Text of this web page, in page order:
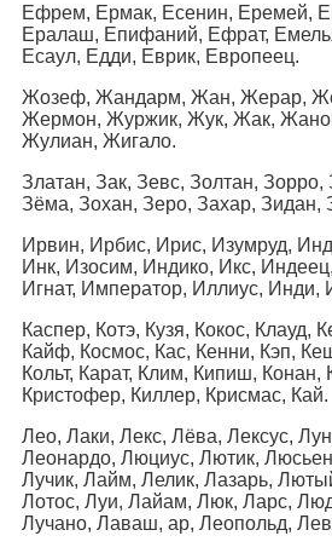
Ефрем, Ермак, Есенин, Еремей,
Ералаш, Епифаний, Ефрат,
Есаул, Едди, Еврик, Европеец.
Жозеф, Жандарм, Жан, Жерар,
Жермон, Журжик, Жук, Жак,
Жулиан, Жигало.
Златан, Зак, Зевс, Золтан, Зорро,
Зёма, Зохан, Зеро, Захар, Зидан,
Ирвин, Ирбис, Ирис, Изумруд,
Инк, Изосим, Индико, Икс,
Игнат, Император, Иллиус, Инди,
Каспер, Котэ, Кузя, Кокос, Клауд,
Кайф, Космос, Кас, Кенни, Кэп,
Кольт, Карат, Клим, Кипиш, Конан,
Кристофер, Киллер, Крисмас, Кай.
Лео, Лаки, Лекс, Лёва, Лексус,
Леонардо, Люциус, Лютик,
Лучик, Лайм, Лелик, Лазарь,
Лотос, Луи, Лайам, Люк, Ларс,
Лучано, Лаваш, ар, Леопольд,